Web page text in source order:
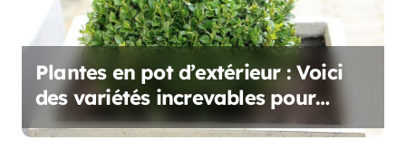
l
a
Plantes en pot d’extérieur : Voici
des variétés increvables pour
toutes les saisons